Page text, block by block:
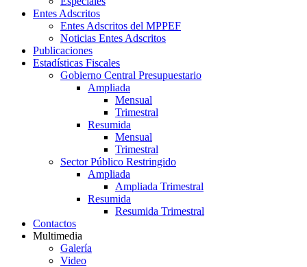
Entes Adscritos
Entes Adscritos del MPPEF
Noticias Entes Adscritos
Publicaciones
Estadísticas Fiscales
Gobierno Central Presupuestario
Ampliada
Mensual
Trimestral
Resumida
Mensual
Trimestral
Sector Público Restringido
Ampliada
Ampliada Trimestral
Resumida
Resumida Trimestral
Contactos
Multimedia
Galería
Video